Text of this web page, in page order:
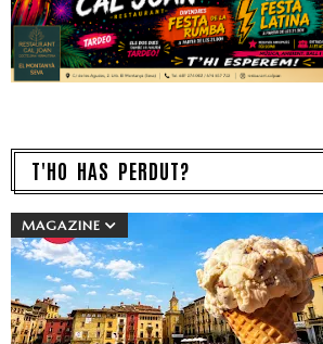
T'HO HAS PERDUT?
MAGAZINE